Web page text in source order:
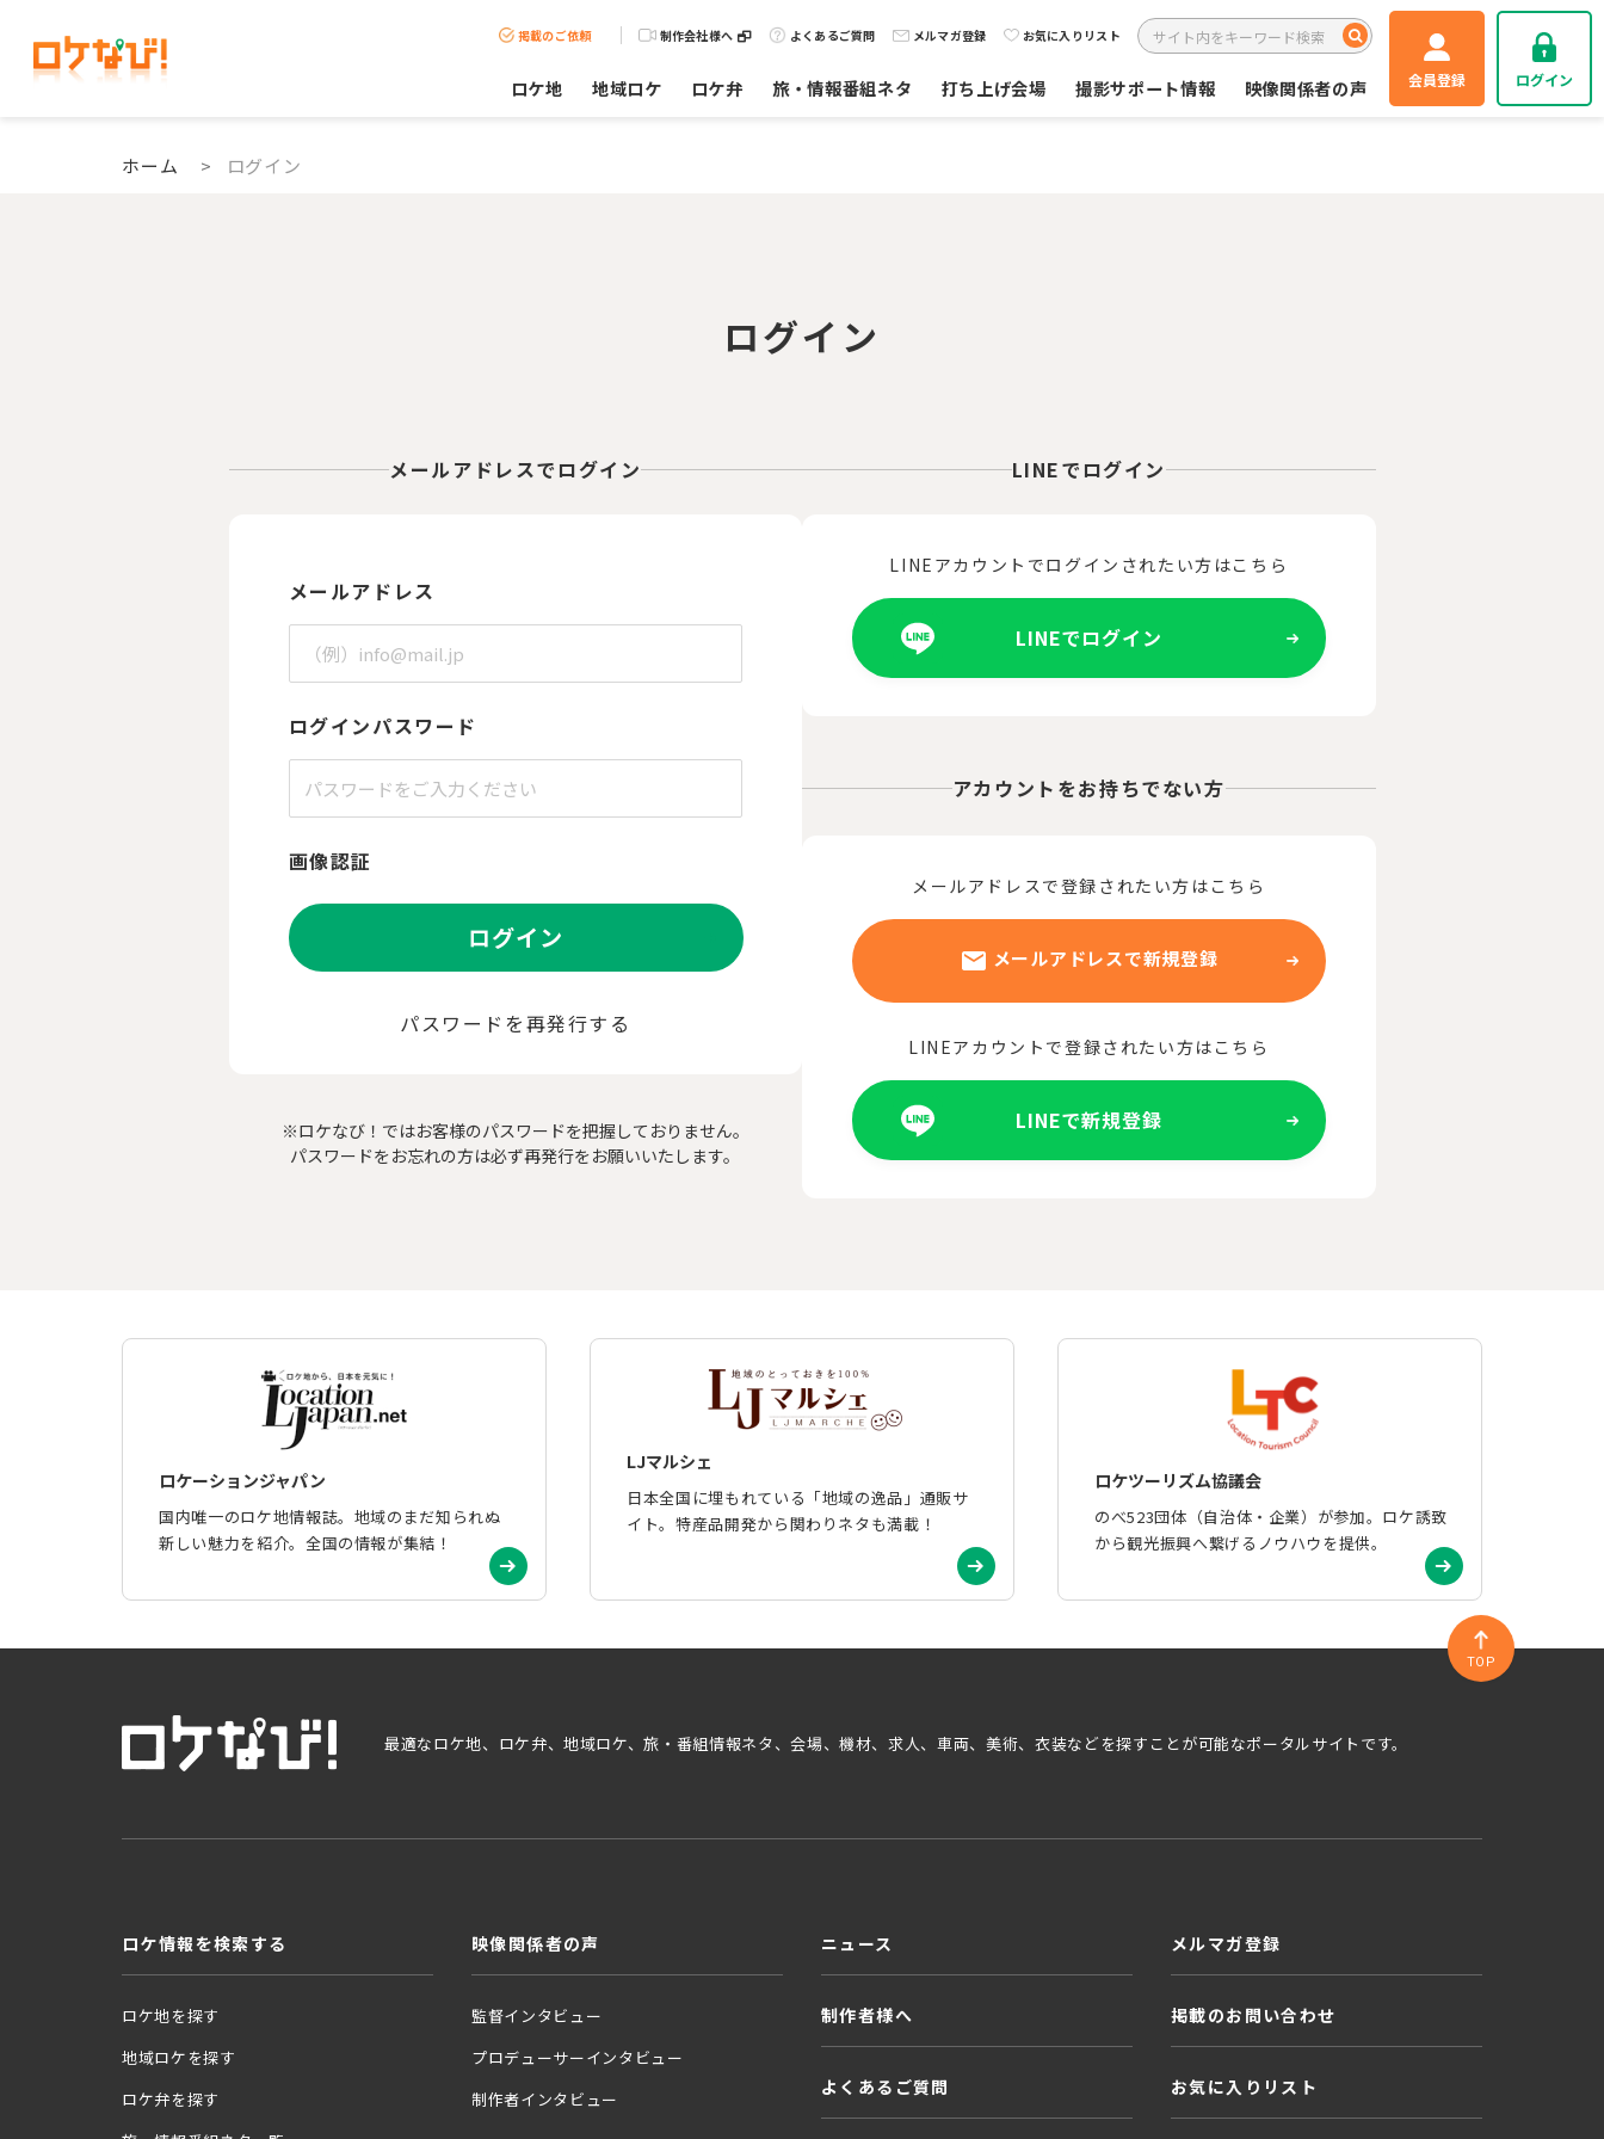
掲載のご依頼 制作会社様へ よくあるご質問 メルマガ登録 お気に入りリスト
ロケ地 地域ロケ ロケ弁 旅・情報番組ネタ 打ち上げ会場 撮影サポート情報 映像関係者の声 会員登録 ログイン
ホーム > ログイン
ログイン
メールアドレスでログイン
メールアドレス
ログインパスワード
画像認証
ログイン
パスワードを再発行する
※ロケなび！ではお客様のパスワードを把握しておりません。
パスワードをお忘れの方は必ず再発行をお願いいたします。
LINEでログイン
LINEアカウントでログインされたい方はこちら
LINEでログイン
アカウントをお持ちでない方
メールアドレスで登録されたい方はこちら
メールアドレスで新規登録
LINEアカウントで登録されたい方はこちら
LINEで新規登録
ロケーションジャパン
国内唯一のロケ地情報誌。地域のまだ知られぬ
新しい魅力を紹介。全国の情報が集結！
LJマルシェ
日本全国に埋もれている「地域の逸品」通販サ
イト。特産品開発から関わりネタも満載！
ロケツーリズム協議会
のべ523団体（自治体・企業）が参加。ロケ誘致
から観光振興へ繋げるノウハウを提供。
TOP
最適なロケ地、ロケ弁、地域ロケ、旅・番組情報ネタ、会場、機材、求人、車両、美術、衣装などを探すことが可能なポータルサイトです。
ロケ情報を検索する
ロケ地を探す
地域ロケを探す
ロケ弁を探す
映像関係者の声
監督インタビュー
プロデューサーインタビュー
制作者インタビュー
ニュース
制作者様へ
よくあるご質問
メルマガ登録
掲載のお問い合わせ
お気に入りリスト